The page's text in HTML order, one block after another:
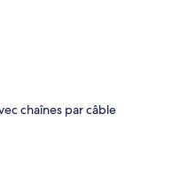
chaînes par câble